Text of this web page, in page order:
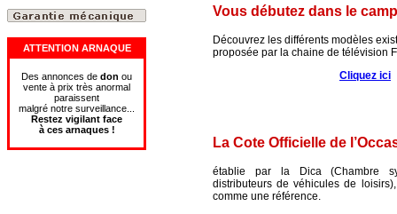
ATTENTION ARNAQUE
Des annonces de don ou
vente à prix très anormal
paraissent
malgré notre surveillance...
Restez vigilant face
à ces arnaques !
Vous débutez dans le
Découvrez les différents modèles
proposée par la chaine de télévision
Cliquez ici
La Cote Officielle de
établie par la Dica (Chambre
distributeurs de véhicules de
comme une référence.